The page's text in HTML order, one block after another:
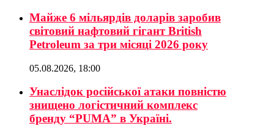
Майже 6 мільярдів доларів заробив
світовий нафтовий гігант British
Petroleum за три місяці 2026 року
05.08.2026, 18:00
Унаслідок російської атаки повністю
знищено логістичний комплекс
бренду “PUMA” в Україні.